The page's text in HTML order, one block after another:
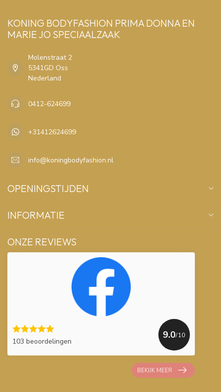
KONING BODYFASHION PRIMA DONNA EN
MARIE JO SPECIAALZAAK
Molenstraat 2
5341GD Oss
Nederland
0412-624699
+31412624699
info@koningbodyfashion.nl
OPENINGSTIJDEN
INFORMATIE
ONZE REVIEWS
103 beoordelingen
9.0/10
BEKIJK MEER